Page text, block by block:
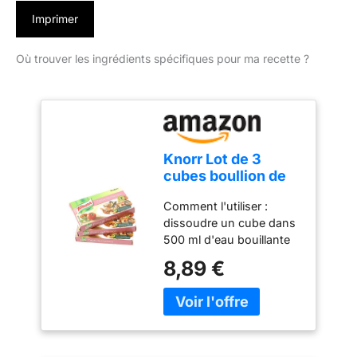
Imprimer
Où trouver les ingrédients spécifiques pour ma recette ?
Knorr Lot de 3
cubes boullion de
cubes
Comment l'utiliser :
dissoudre un cube dans
500 ml d'eau bouillante
de fruits de mer prêt. -
Ajoutez un cube à l'eau
bouillante pour ajouter
8,89 €